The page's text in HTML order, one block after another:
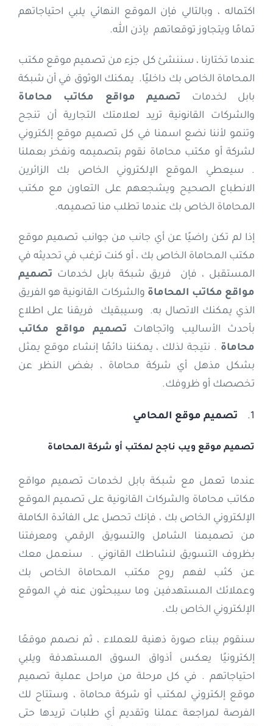
اكتماله ، وبالتالي فإن الموقع النهائي يلبي احتياجاتهم
تمامًا ويتجاوز توقعاتهم بإذن الله.
عندما تختارنا ، سننشئ كل جزء من تصميم موقع مكتب
المحاماة الخاص بك داخليًا. يمكنك الوثوق في أن شبكة
بابل لخدمات تصميم مواقع مكاتب محاماة
والشركات القانونية تريد لعلامتك التجارية أن تنجح
وتنمو لأننا نضع اسمنا في كل تصميم موقع إلكتروني
لشركة أو مكتب محاماة نقوم بتصميمه ونفخر بعملنا
. سيعطي الموقع الإلكتروني الخاص بك الزائرين
الانطباع الصحيح ويشجعهم على التعاون مع مكتب
المحاماة الخاص بك عندما تطلب منا تصميمه.
إذا لم تكن راضيًا عن أي جانب من جوانب تصميم موقع
مكتب المحاماة الخاص بك ، أو كنت ترغب في تحديثه في
المستقبل ، فإن فريق شبكة بابل لخدمات تصميم
مواقع مكاتب المحاماة والشركات القانونية هو الفريق
الذي يمكنك الاتصال به. وسيبقيك فريقنا على اطلاع
بأحدث الأساليب واتجاهات تصميم مواقع مكاتب
محاماة . نتيجة لذلك ، يمكننا دائمًا إنشاء موقع يمثل
بشكل مذهل أي شركة محاماة ، بغض النظر عن
تخصصك أو ظروفك.
1. تصميم موقع المحامي
تصميم موقع ويب ناجح لمكتب أو شركة المحاماة
عندما تعمل مع شبكة بابل لخدمات تصميم مواقع
مكاتب محاماة والشركات القانونية على تصميم الموقع
الإلكتروني الخاص بك ، فإنك تحصل على الفائدة الكاملة
من تصميمنا الشامل والتسويق الرقمي ومعرفتنا
بظروف التسويق لنشاطك القانوني . سنعمل معك
عن كثب لفهم روح مكتب المحاماة الخاص بك
وعملائك المستهدفين وما سيبحثون عنه في الموقع
الإلكتروني الخاص بك.
سنقوم ببناء صورة ذهنية للعملاء ، ثم نصمم موقعًا
إلكترونيًا يعكس أذواق السوق المستهدفة ويلبي
احتياجاتهم . في كل مرحلة من مراحل عملية تصميم
موقع إلكتروني لمكتب أو شركة محاماة ، وستتاح لك
الفرصة لمراجعة عملنا وتقديم أي طلبات تريدها حتى